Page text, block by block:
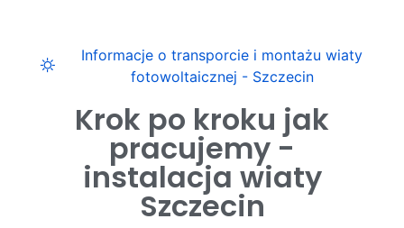
Informacje o transporcie i montażu wiaty
fotowoltaicznej - Szczecin
Krok po kroku jak
pracujemy -
instalacja wiaty
Szczecin